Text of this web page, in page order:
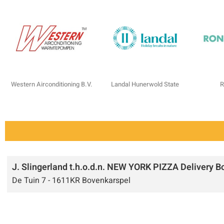
Western Airconditioning B.V. Landal Hunerwold State
J. Slingerland t.h.o.d.n. NEW YORK PIZZA Delivery
De Tuin 7 - 1611KR Bovenkarspel